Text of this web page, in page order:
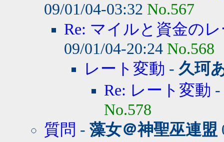
09/01/04-03:32 No.567
Re: マイルと資金の
09/01/04-20:24 No.568
レート変動 - 久珂
Re: レート変動 -
No.578
質問 - 藻女＠神聖巫連盟